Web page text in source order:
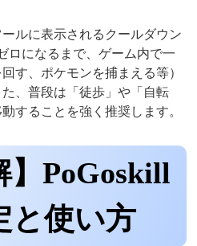
ルに表示されるクールダウン
ロになるまで、ゲーム内で一
す、ポケモンを捕まえる等）
、普段は「徒歩」や「自転
することを強く推奨します。
】PoGoskill
と使い方